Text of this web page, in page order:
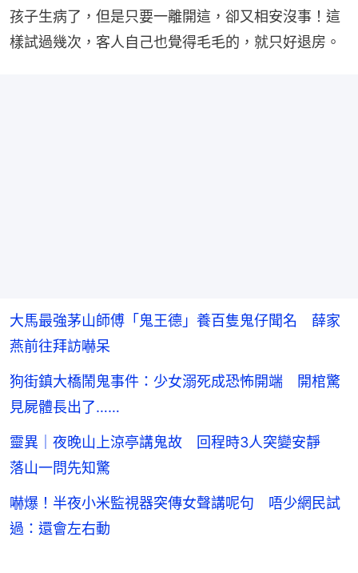
孩子生病了，但是只要一離開這，卻又相安沒事！這
樣試過幾次，客人自己也覺得毛毛的，就只好退房。
大馬最強茅山師傅「鬼王德」養百隻鬼仔聞名 薛家
燕前往拜訪嚇呆
狗街鎮大橋鬧鬼事件：少女溺死成恐怖開端 開棺驚
見屍體長出了……
靈異｜夜晚山上涼亭講鬼故 回程時3人突變安靜
落山一問先知驚
嚇爆！半夜小米監視器突傳女聲講呢句 唔少網民試
過：還會左右動